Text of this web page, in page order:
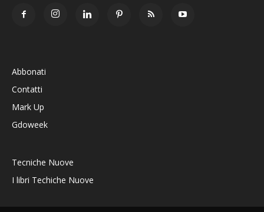
Abbonati
Contatti
Mark Up
Gdoweek
Tecniche Nuove
I libri Techiche Nuove